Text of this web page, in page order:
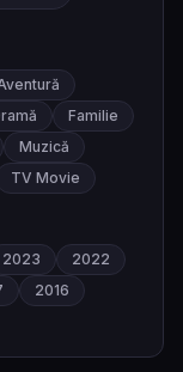
Familie
Muzică
TV Movie
2023
2022
2016